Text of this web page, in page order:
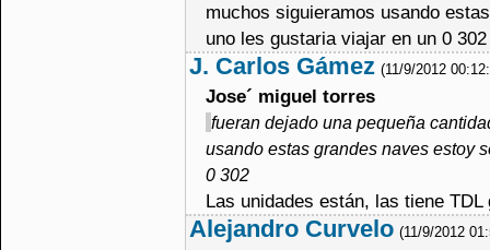
muchos siguieramos usando
uno les gustaria viajar en un 0 302
J. Carlos Gámez (11/9/2012
Jose´ miguel torres
fueran dejado una pequeña
usando estas grandes naves estoy
0 302
Las unidades están, las tiene
Alejandro Curvelo (11/9/2012